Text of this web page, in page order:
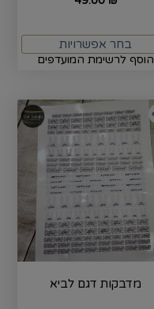
בחר אפשרויות
הוסף לרשימת המועדפים
מדבקות דגם לביא